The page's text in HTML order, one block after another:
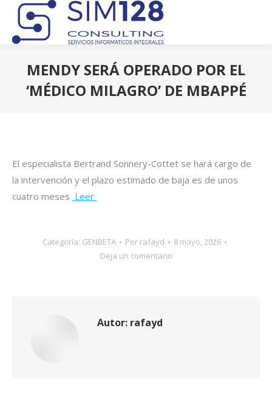
MENDY SERÁ OPERADO POR EL
‘MÉDICO MILAGRO’ DE MBAPPÉ
El especialista Bertrand Sonnery-Cottet se hará cargo de
la intervención y el plazo estimado de baja es de unos
cuatro meses Leer
Categoría: GENBETA Por rafayd
8 mayo, 2026
Deja un comentario
Autor: rafayd